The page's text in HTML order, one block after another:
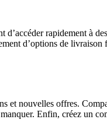
rapidement à
d’options de livraison
et nouvelles offres.
Enfin, créez un